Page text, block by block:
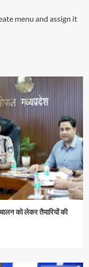
menu and assign it
को लेकर तैयारियों की